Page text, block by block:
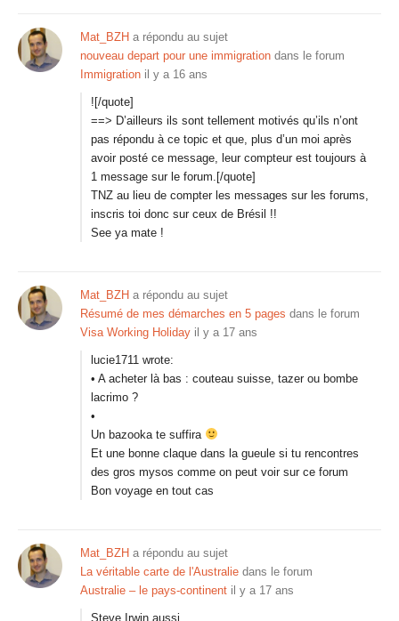
Mat_BZH a répondu au sujet
nouveau depart pour une immigration dans le forum
Immigration il y a 16 ans
![/quote]
==> D’ailleurs ils sont tellement motivés qu’ils n’ont
pas répondu à ce topic et que, plus d’un moi après
avoir posté ce message, leur compteur est toujours à
1 message sur le forum. [/quote]
TNZ au lieu de compter les messages sur les forums,
inscris toi donc sur ceux de Brésil !!
See ya mate !
Mat_BZH a répondu au sujet
Résumé de mes démarches en 5 pages dans le forum
Visa Working Holiday il y a 17 ans
lucie1711 wrote:
• A acheter là bas : couteau suisse, tazer ou bombe
lacrimo ?
•
Un bazooka te suffira
Et une bonne claque dans la gueule si tu rencontres
des gros mysos comme on peut voir sur ce forum
Bon voyage en tout cas
Mat_BZH a répondu au sujet
La véritable carte de l'Australie dans le forum
Australie – le pays-continent il y a 17 ans
Steve Irwin aussi……